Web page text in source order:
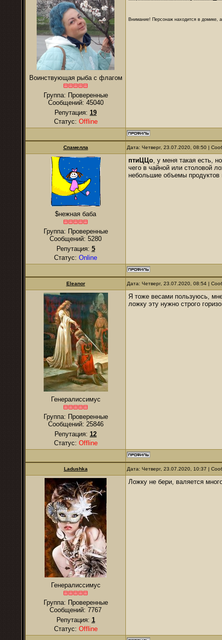
Воинствующая рыба с флагом
Группа: Проверенные
Сообщений: 45040
Репутация: 19
Статус: Offline
Внимание! Персонаж находится в домике,
Спамелла Дата: Четверг, 23.07.2020, 08:50 |
$нежная баба
Группа: Проверенные
Сообщений: 5280
Репутация: 5
Статус: Online
птиЦЦо, у меня такая есть,
чего в чайной или столовой
небольшие объемы
Eleanor Дата: Четверг, 23.07.2020, 08:54 |
Генералиссимус
Группа: Проверенные
Сообщений: 25846
Репутация: 12
Статус: Offline
Я тоже весами пользуюсь,
ложку эту нужно строго
Ladushka Дата: Четверг, 23.07.2020, 10:37 |
Генералиссимус
Группа: Проверенные
Сообщений: 7767
Репутация: 1
Статус: Offline
Ложку не бери, валяется